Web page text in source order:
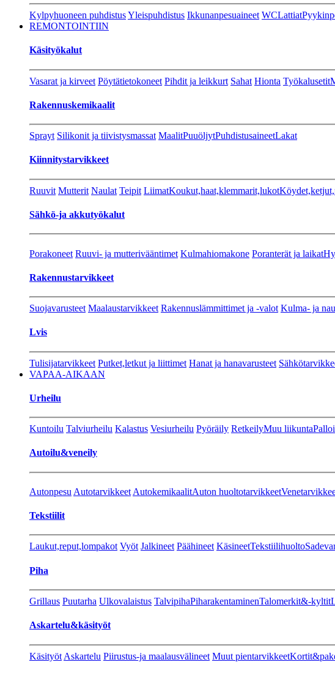
Kylpyhuoneen puhdistusYleispuhdistus Ikkunanpesuaineet WCLattiat
REMONTOINTIIN
Käsityökalut
Vasarat ja kirveet Pöytätietokoneet Pihdit ja leikkurt Sahat Hionta Työkalusetit
Rakennuskemikaalit
Sprayt Silikonit ja tiivistysmassat MaalitPuuöljytPuhdistusaineetLakat
Kiinnitystarvikkeet
Ruuvit Mutterit Naulat Teipit LiimatKoukut,haat,klemmarit,lukot
Sähkö-ja akkutyökalut
Porakoneet Ruuvi- ja mutterivääntimet Kulmahiomakone Poranterät ja laikat
Rakennustarvikkeet
Suojavarusteet Maalaustarvikkeet Rakennuslämmittimet ja -valot Kulma- ja
Lvis
Tulisijatarvikkeet Putket,letkut ja liittimet Hanat ja hanavarusteet
VAPAA-AIKAAN
Urheilu
Kuntoilu Talviurheilu Kalastus Vesiurheilu Pyöräily RetkeilyMuu liikunta
Autoilu&veneily
Autonpesu Autotarvikkeet AutokemikaalitAuton huoltotarvikkeet
Tekstiilit
Laukut,reput,lompakot Vyöt Jalkineet Päähineet KäsineetTekstiilihuolto
Piha
Grillaus Puutarha Ulkovalaistus TalvipihaPiharakentaminenTalomerkit&-kyltit
Askartelu&käsityöt
Käsityöt Askartelu Piirustus-ja maalausvälineet Muut pientarvikkeet